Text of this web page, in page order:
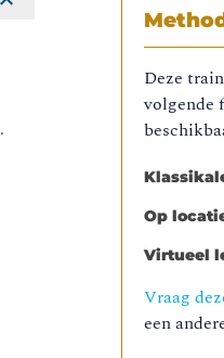
Deze
volgende
Op
Virtueel
Vraag
een